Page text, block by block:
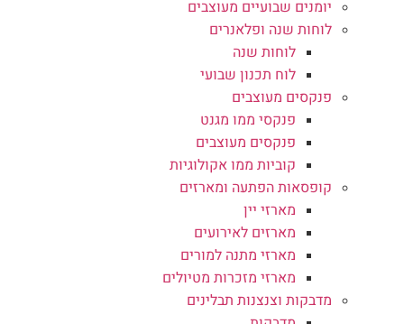
יומנים שבועיים מעוצבים
לוחות שנה ופלאנרים
לוחות שנה
לוח תכנון שבועי
פנקסים מעוצבים
פנקסי ממו מגנט
פנקסים מעוצבים
קוביות ממו אקולוגיות
קופסאות הפתעה ומארזים
מארזי יין
מארזים לאירועים
מארזי מתנה למורים
מארזי מזכרות מטיולים
מדבקות וצנצנות תבלינים